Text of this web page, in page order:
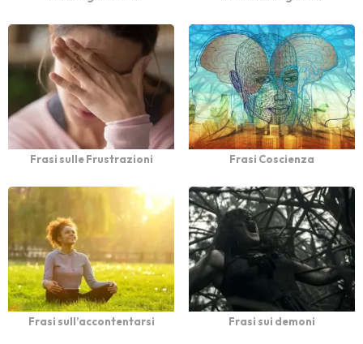
Frasi sulle Frustrazioni Frasi Coscienza
Frasi sull’accontentarsi Frasi sui demoni